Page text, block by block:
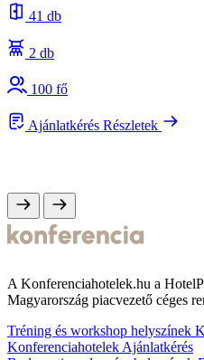
41 db
2 db
100 fő
Ajánlatkérés Részletek
A Konferenciahotelek.hu a
Magyarország piacvezető céges
Tréning és workshop helyszínek
Konferenciahotelek Ajánlatkérés